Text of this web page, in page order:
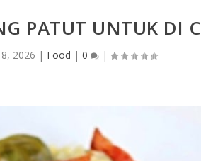
PATUT UNTUK DI
2026 | Food |0 |